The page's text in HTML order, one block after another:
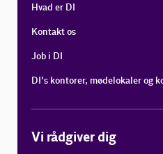
Hvad er DI
Kontakt os
Job i DI
DI's kontorer, mødelokaler og
Vi rådgiver dig